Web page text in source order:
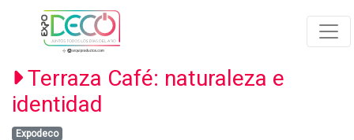
Terraza Café: naturaleza e
identidad
Expodeco